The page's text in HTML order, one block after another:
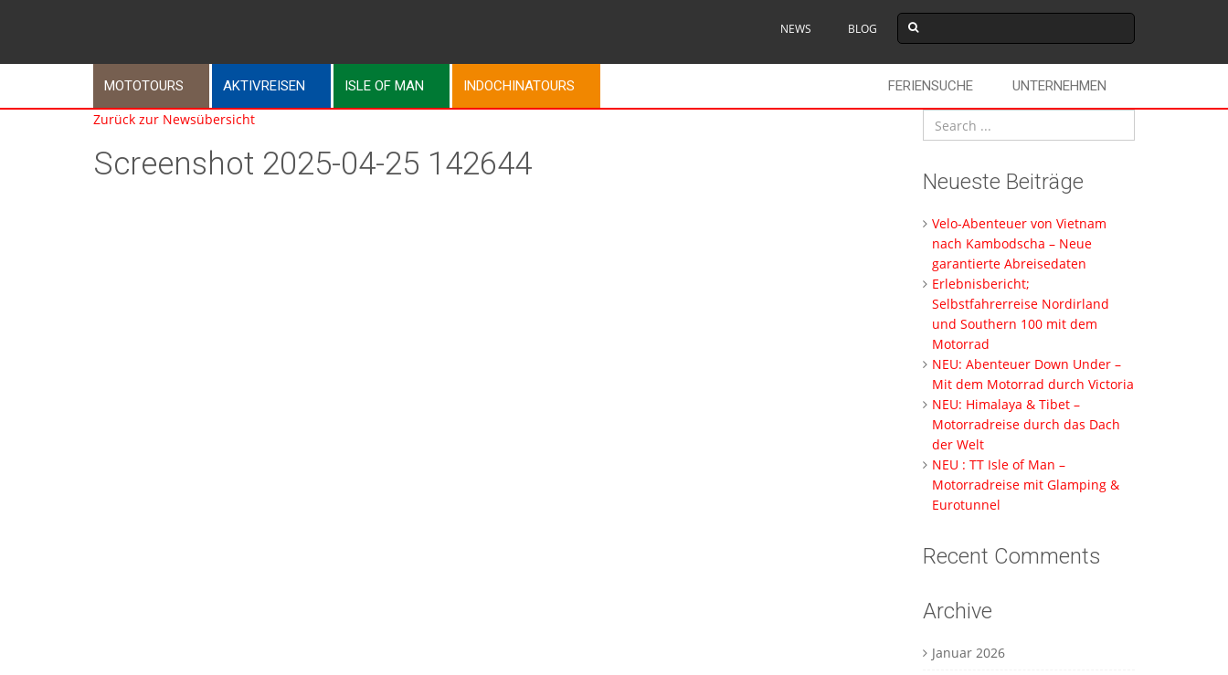
NEWS BLOG
MOTOTOURS AKTIVREISEN ISLE OF MAN INDOCHINATOURS UNTERNEHMEN
FERIENSUCHE
Zurück zur Newsübersicht
Screenshot 2025-04-25 142644 Neueste Beiträge
Velo-Abenteuer von Vietnam
nach Kambodscha – Neue
garantierte Abreisedaten
Erlebnisbericht;
Selbstfahrerreise Nordirland
und Southern 100 mit dem
Motorrad
NEU: Abenteuer Down Under –
Mit dem Motorrad durch Victoria
NEU: Himalaya & Tibet –
Motorradreise durch das Dach
der Welt
NEU : TT Isle of Man –
Motorradreise mit Glamping &
Eurotunnel
Recent Comments
Archive
Januar 2026